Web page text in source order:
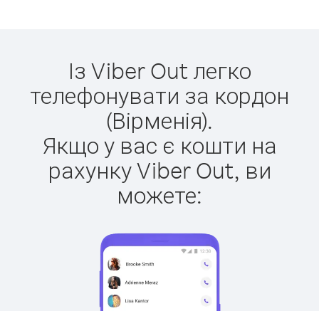
Із Viber Out легко
телефонувати за кордон
(Вірменія).
Якщо у вас є кошти на
рахунку Viber Out, ви
можете: